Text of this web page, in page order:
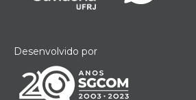
Desenvolvido por